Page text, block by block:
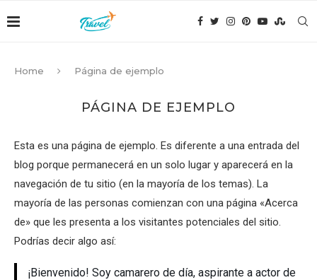
Home Página de ejemplo
PÁGINA DE EJEMPLO
Esta es una página de ejemplo. Es diferente a una entrada del
blog porque permanecerá en un solo lugar y aparecerá en la
navegación de tu sitio (en la mayoría de los temas). La
mayoría de las personas comienzan con una página «Acerca
de» que les presenta a los visitantes potenciales del sitio.
Podrías decir algo así:
¡Bienvenido! Soy camarero de día, aspirante a actor de